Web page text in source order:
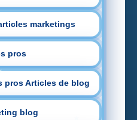
marketings
pros
pros Articles de blog
blog